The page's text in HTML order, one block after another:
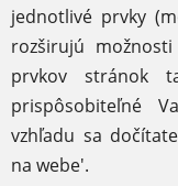
jednotlivé prvky
rozširujú
prvkov stránok
prispôsobiteľné
vzhľadu sa
na webe'.